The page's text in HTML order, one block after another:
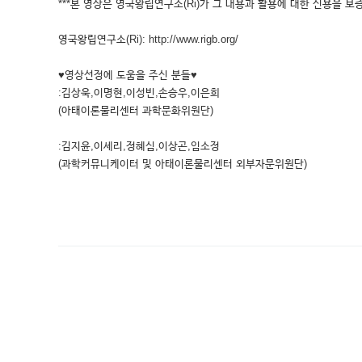
***본 영상은 영국왕립연구소(Ri)가 그 내용과 활용에 대한 신용을 보
영국왕립연구소(Ri): http://www.rigb.org/
♥영상선정에 도움을 주신 분들♥
:김상욱,이명현,이성빈,손승우,이은희
(아태이론물리센터 과학문화위원단)
:김지윤,이세리,정혜심,이상곤,임소정
(과학커뮤니케이터 및 아태이론물리센터 외부자문위원단)